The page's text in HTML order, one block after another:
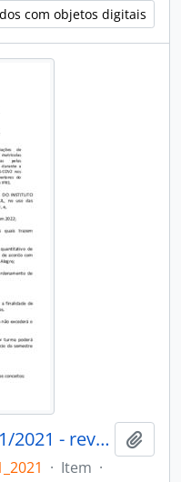
com objetos digitais
Instrução Normativa 001/2021 - revogado
· Item ·